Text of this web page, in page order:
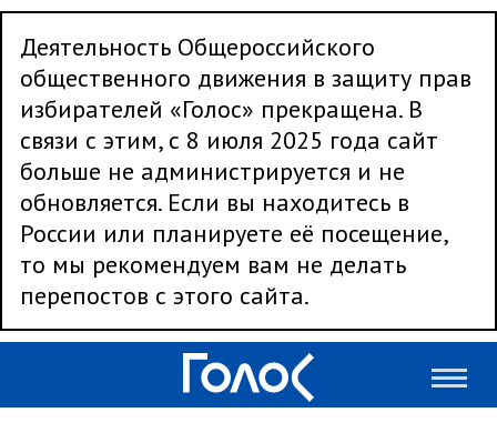
Деятельность Общероссийского
общественного движения в защиту прав
избирателей «Голос» прекращена. В
связи с этим, с 8 июля 2025 года сайт
больше не администрируется и не
обновляется. Если вы находитесь в
России или планируете её посещение,
то мы рекомендуем вам не делать
перепостов с этого сайта.